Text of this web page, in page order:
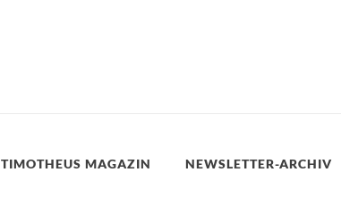
TIMOTHEUS MAGAZIN NEWSLETTER-ARCHIV